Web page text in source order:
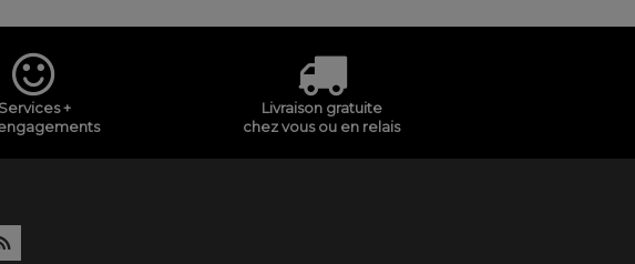
Services +
Livraison gratuite
chez vous ou en relais